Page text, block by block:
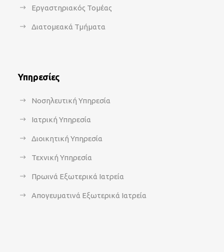
Εργαστηριακός Τομέας
Διατομεακά Τμήματα
Υπηρεσίες
Νοσηλευτική Υπηρεσία
Ιατρική Υπηρεσία
Διοικητική Υπηρεσία
Τεχνική Υπηρεσία
Πρωινά Εξωτερικά Ιατρεία
Απογευματινά Εξωτερικά Ιατρεία